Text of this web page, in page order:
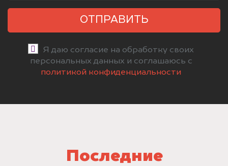
ОТПРАВИТЬ
Я даю согласие на обработку своих
персональных данных и соглашаюсь с
политикой конфиденциальности
Последние